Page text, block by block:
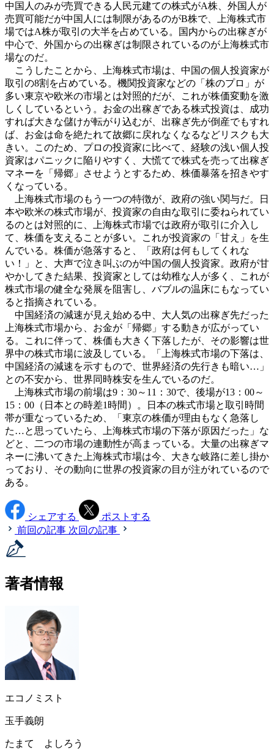
中国人のみが売買できる人民元建ての株式がA株、外国人が
売買可能だが中国人には制限があるのがB株で、上海株式市
場ではA株が取引の大半を占めている。国内からの出稼ぎが
中心で、外国からの出稼ぎは制限されているのが上海株式市
場なのだ。
こうしたことから、上海株式市場は、中国の個人投資家が
取引の8割を占めている。機関投資家などの「株のプロ」が
多い東京や欧米の市場とは対照的だが、これが株価変動を激
しくしているという。お金の出稼ぎである株式投資は、成功
すれば大きな儲けが転がり込むが、出稼ぎ先が倒産でもすれ
ば、お金は命を絶たれて故郷に戻れなくなるなどリスクも大
きい。このため、プロの投資家に比べて、経験の浅い個人投
資家はパニックに陥りやすく、大慌てで株式を売って出稼ぎ
マネーを「帰郷」させようとするため、株価暴落を招きやす
くなっている。
上海株式市場のもう一つの特徴が、政府の強い関与だ。日
本や欧米の株式市場が、投資家の自由な取引に委ねられてい
るのとは対照的に、上海株式市場では政府が取引に介入し
て、株価を支えることが多い。これが投資家の「甘え」を生
んでいる。株価が急落すると、「政府は何もしてくれな
い！」と、大声で泣き叫ぶのが中国の個人投資家。政府が甘
やかしてきた結果、投資家としては幼稚な人が多く、これが
株式市場の健全な発展を阻害し、バブルの温床にもなってい
ると指摘されている。
中国経済の減速が見え始める中、大人気の出稼ぎ先だった
上海株式市場から、お金が「帰郷」する動きが広がってい
る。これに伴って、株価も大きく下落したが、その影響は世
界中の株式市場に波及している。「上海株式市場の下落は、
中国経済の減速を示すもので、世界経済の先行きも暗い…」
との不安から、世界同時株安を生んでいるのだ。
上海株式市場の前場は9：30～11：30で、後場が13：00～
15：00（日本との時差1時間）。日本の株式市場と取引時間
帯が重なっているため、「東京の株価が理由もなく急落し
た…と思っていたら、上海株式市場の下落が原因だった」な
どと、二つの市場の連動性が高まっている。大量の出稼ぎマ
ネーに沸いてきた上海株式市場は今、大きな岐路に差し掛か
っており、その動向に世界の投資家の目が注がれているので
ある。
シェアする
ポストする
前回の記事 次回の記事
著者情報
エコノミスト
玉手義朗
たまて よしろう